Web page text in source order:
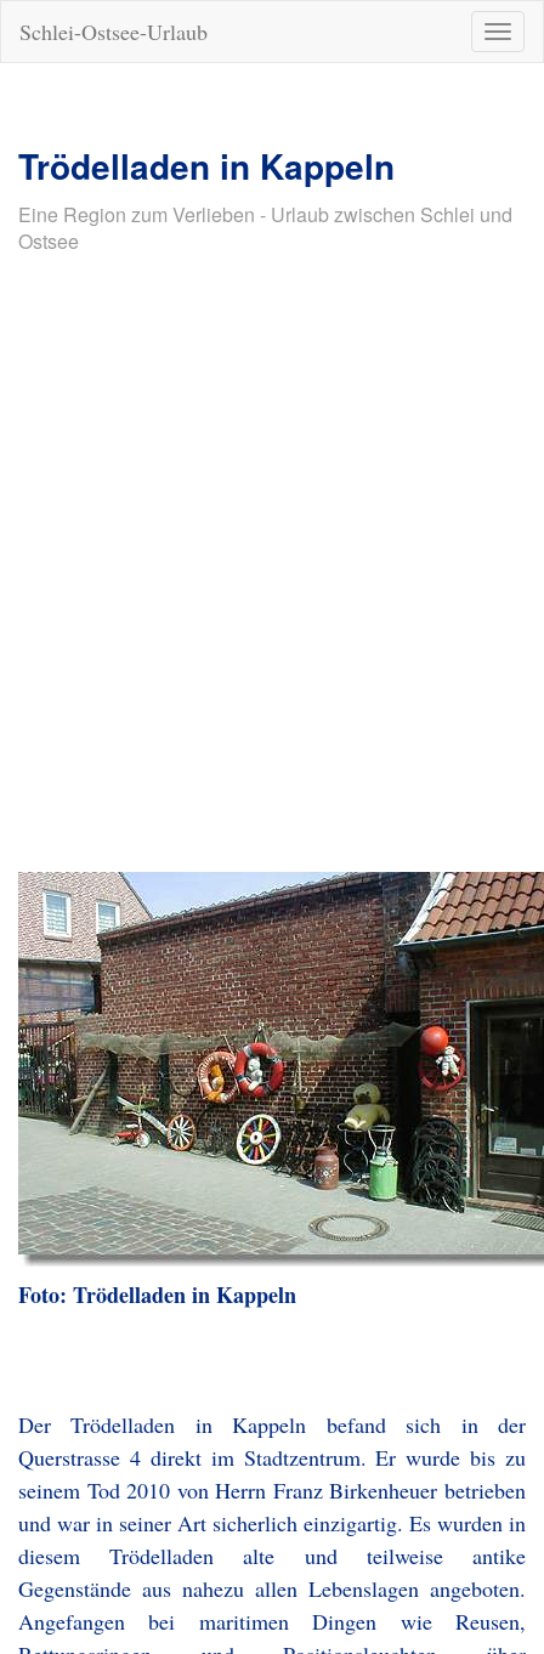
ein-/
Schlei-Ostsee-Urlaub
Trödelladen in Kappeln
Eine Region zum Verlieben - Urlaub zwischen Schlei und
Ostsee
Foto: Trödelladen in Kappeln
Der Trödelladen in Kappeln befand sich in der
Querstrasse 4 direkt im Stadtzentrum. Er wurde bis zu
seinem Tod 2010 von Herrn Franz Birkenheuer betrieben
und war in seiner Art sicherlich einzigartig. Es wurden in
diesem Trödelladen alte und teilweise antike
Gegenstände aus nahezu allen Lebenslagen angeboten.
Angefangen bei maritimen Dingen wie Reusen,